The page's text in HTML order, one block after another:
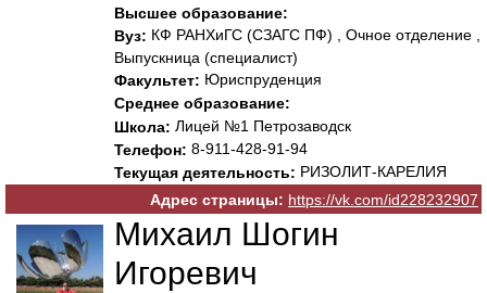
Высшее образование:
Вуз: КФ РАНХиГС (СЗАГС ПФ) , Очное отделение ,
Выпускница (специалист)
Факультет: Юриспруденция
Среднее образование:
Школа: Лицей №1 Петрозаводск
Телефон: 8-911-428-91-94
Текущая деятельность: РИЗОЛИТ-КАРЕЛИЯ
Адрес страницы: https://vk.com/id228232907
Михаил Шогин
Игоревич